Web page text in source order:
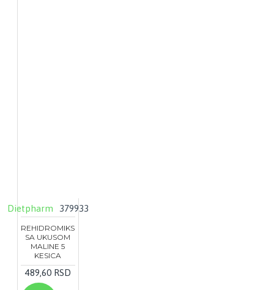
Dietpharm 379933
REHIDROMIKS
SA UKUSOM
MALINE 5
KESICA
489,60 RSD